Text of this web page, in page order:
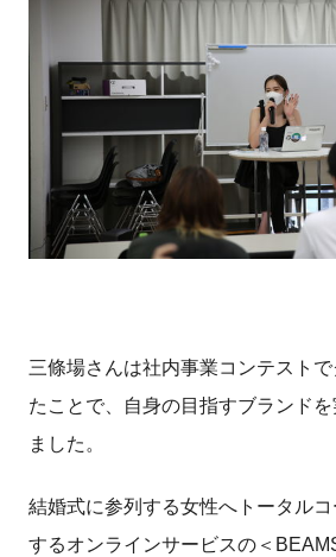
三條場さんは社内事業コンテスト
たことで、自身の目指すブランド
ました。
結婚式に参列する女性へトータル
するオンラインサービスの＜